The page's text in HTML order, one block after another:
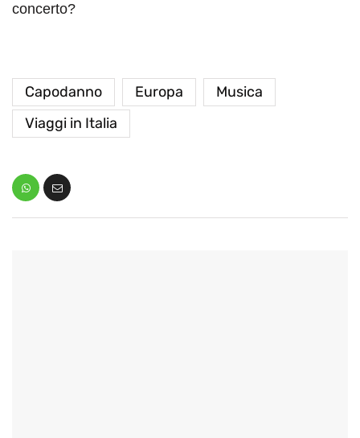
concerto?
Capodanno Europa
Musica
Viaggi in Italia